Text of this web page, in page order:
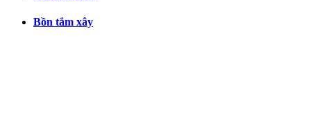
Bồn tắm xây